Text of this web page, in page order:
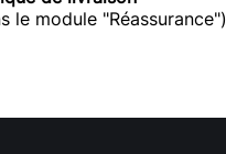
le module "Réassurance")